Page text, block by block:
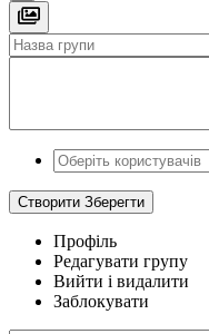
Створити Зберегти
Профіль
Редагувати групу
Вийти і видалити
Заблокувати